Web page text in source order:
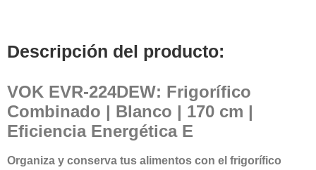
Descripción del producto:
VOK EVR-224DEW: Frigorífico
Combinado | Blanco | 170 cm |
Eficiencia Energética E
Organiza y conserva tus alimentos con el frigorífico